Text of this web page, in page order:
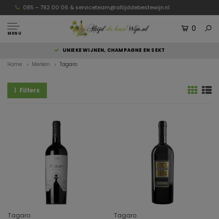
085 – 792 00 06 & serviceteam@altijddebestewijn.nl
MENU
0
UNIEKE WIJNEN, CHAMPAGNE EN SEKT
Home Merken Tagaro
Filters
Tagaro Tagaro